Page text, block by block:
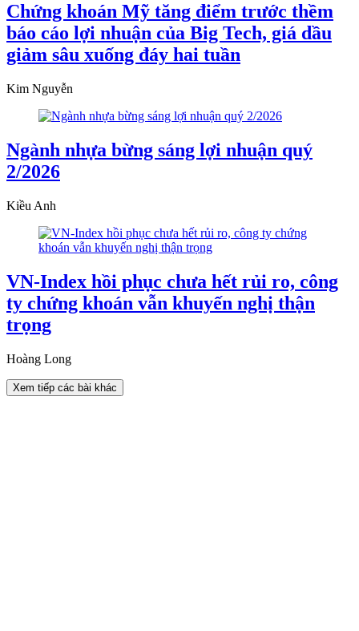
Chứng khoán Mỹ tăng điểm trước thềm
báo cáo lợi nhuận của Big Tech, giá dầu
giảm sâu xuống đáy hai tuần
Kim Nguyễn
Ngành nhựa bừng sáng lợi nhuận quý
2/2026
Kiều Anh
VN-Index hồi phục chưa hết rủi ro, công
ty chứng khoán vẫn khuyến nghị thận
trọng
Hoàng Long
Xem tiếp các bài khác